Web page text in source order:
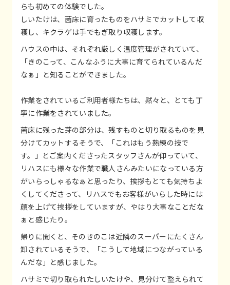
らも初めての体験でした。
しいたけは、菌床に育ったものをハサミでカットして収
穫し、キクラゲは手でもぎ取り収穫します。
ハウスの中は、それぞれ厳しく温度管理がされていて、
「きのこって、こんなふうに大事に育てられているんだ
なぁ」と知ることができました。
作業をされているご利用者様たちは、黙々と、とても丁
寧に作業をされていました。
菌床に残った芽の部分は、残すものと切り取るものを見
分けてカットするそうで、「これはもう熟練の技で
す。」とご案内くださったスタッフさんが仰っていて、
リハスにも様々な作業で職人さんみたいになっている方
がいらっしゃるなぁと思ったり、挨拶もとても気持ちよ
くしてくださって、リハスでもお客様がいらした時には
顔を上げて挨拶をしていますが、やはり大事なことだな
ぁと感じたり。
帰りに聞くと、そのきのこは近隣のスーパーにたくさん
卸されているそうで、「こうして地域につながっている
んだな」と感じました。
ハサミで切り取られたしいたけや、見分けて整えられて